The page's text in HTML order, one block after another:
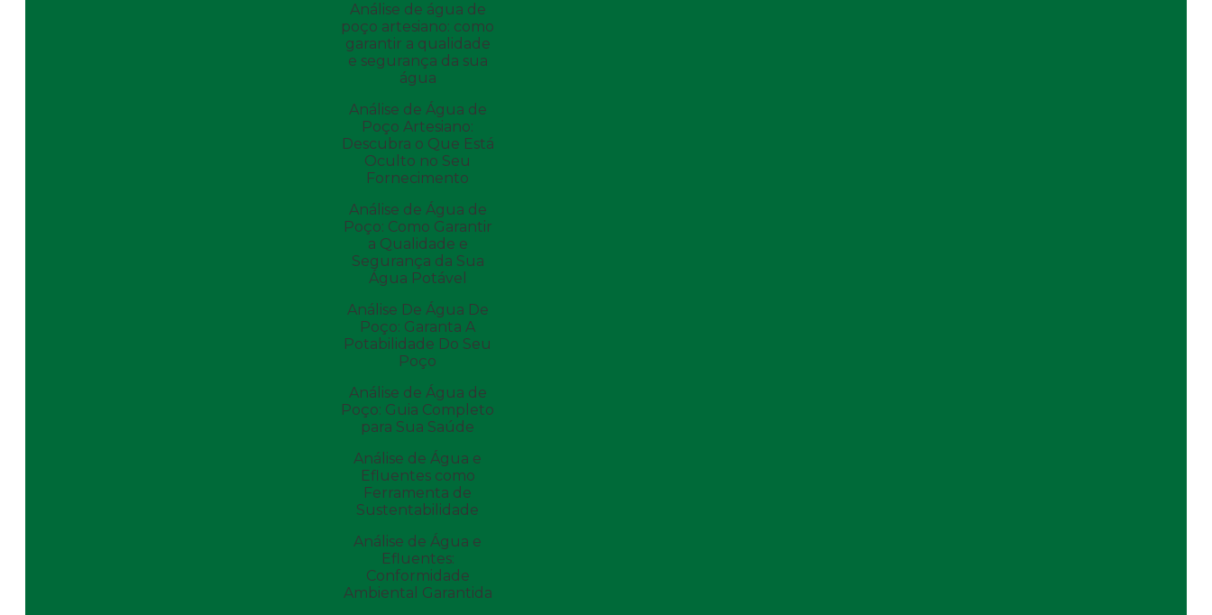
Análise de água de
poço artesiano: como
garantir a qualidade
e segurança da sua
água
Análise de Água de
Poço Artesiano:
Descubra o Que Está
Oculto no Seu
Fornecimento
Análise de Água de
Poço: Como Garantir
a Qualidade e
Segurança da Sua
Água Potável
Análise De Água De
Poço: Garanta A
Potabilidade Do Seu
Poço
Análise de Água de
Poço: Guia Completo
para Sua Saúde
Análise de Água e
Efluentes como
Ferramenta de
Sustentabilidade
Análise de Água e
Efluentes:
Conformidade
Ambiental Garantida